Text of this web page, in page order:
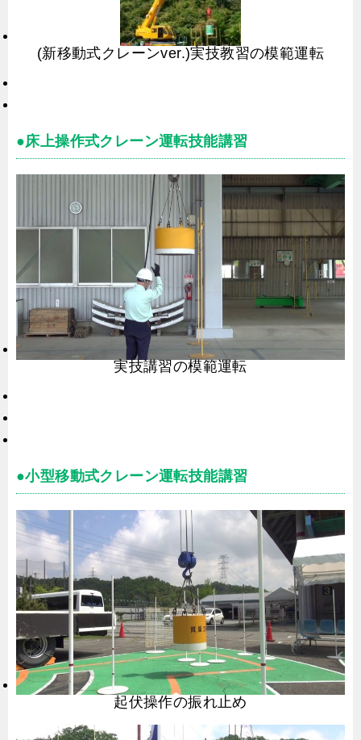
(新移動式クレーンver.)実技教習の模範運転
●床上操作式クレーン運転技能講習
実技講習の模範運転
●小型移動式クレーン運転技能講習
起伏操作の振れ止め